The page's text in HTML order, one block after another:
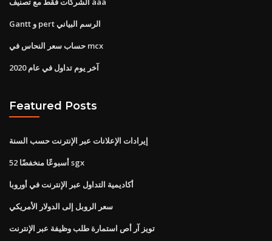
Gantt و pert الرسم البياني
حساب سعر النحاس في mcx
آخر يوم تداول في عام 2020
Featured Posts
إيرادات الإعلانات عبر الإنترنت حسب السنة
52 أسبوعًا منخفضًا sgx
أكاديمية التداول عبر الإنترنت في أوروبا
سعر الروبل إلى الدولار الأمريكي
تويز آر أص استمارة طلب وظيفة عبر الإنترنت